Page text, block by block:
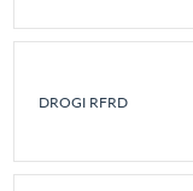
DROGI RFRD